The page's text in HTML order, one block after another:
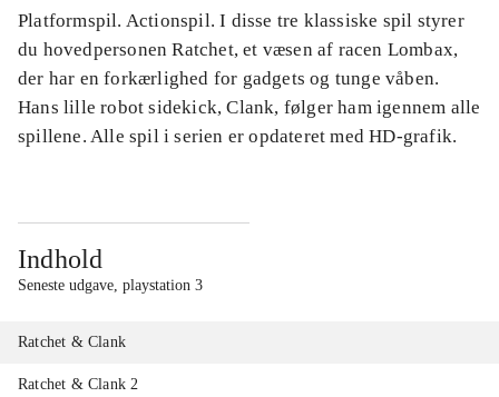
Platformspil. Actionspil. I disse tre klassiske spil styrer
du hovedpersonen Ratchet, et væsen af racen Lombax,
der har en forkærlighed for gadgets og tunge våben.
Hans lille robot sidekick, Clank, følger ham igennem alle
spillene. Alle spil i serien er opdateret med HD-grafik.
Indhold
Seneste udgave, playstation 3
Ratchet & Clank
Ratchet & Clank 2